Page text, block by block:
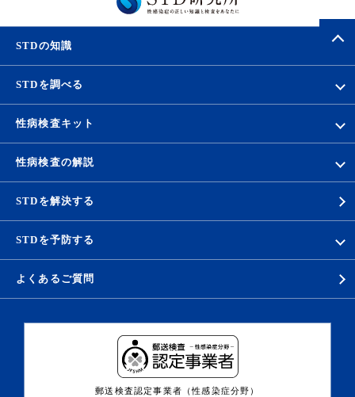
STDの知識
STDを調べる
性病検査キット
性病検査の解説
STDを解決する
STDを予防する
よくあるご質問
郵送検査認定事業者（性感染症分野）